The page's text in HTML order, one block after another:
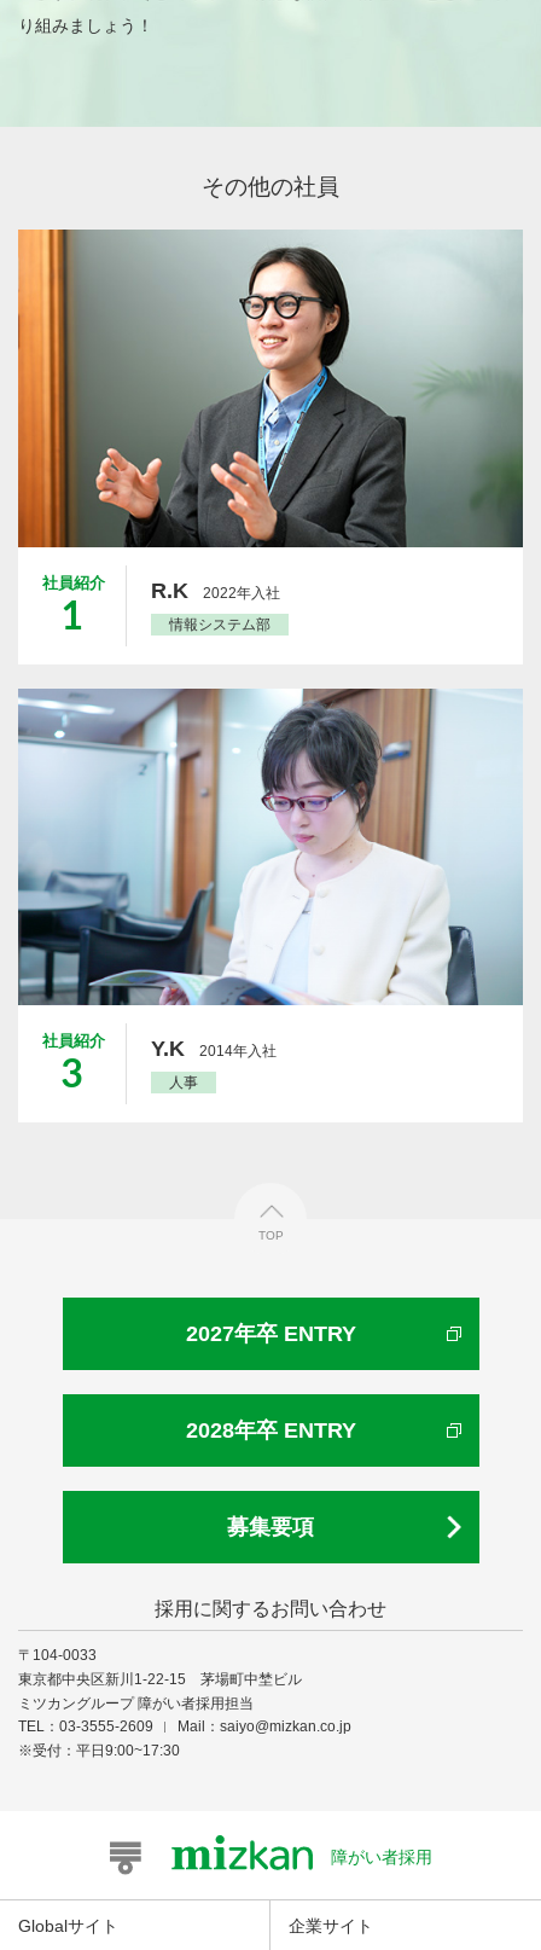
り組みましょう！
その他の社員
社員紹介
1 R.K
2022年入社
情報システム部
社員紹介
3 Y.K
2014年入社
人事
TOP
2027年卒 ENTRY
2028年卒 ENTRY
募集要項
採用に関するお問い合わせ
〒104-0033
東京都中央区新川1-22-15 茅場町中埜ビル
ミツカングループ 障がい者採用担当
TEL：03-3555-2609
Mail： saiyo@mizkan.co.jp
※受付：平日9:00~17:30
障がい者採用
Globalサイト 企業サイト